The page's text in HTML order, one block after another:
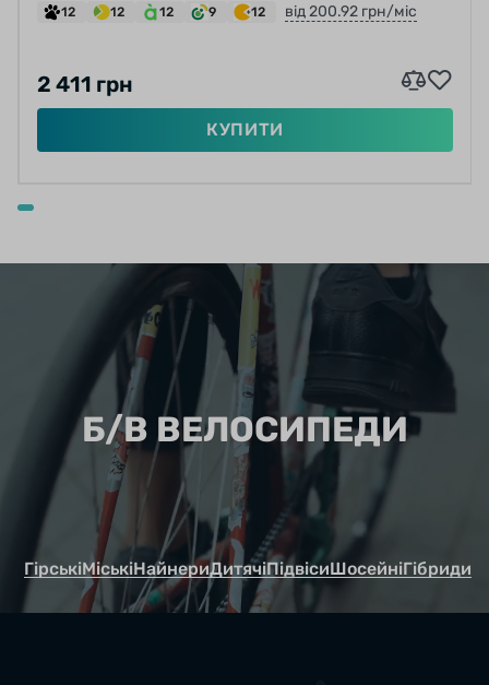
12 12 12 9 12 від 200.92 грн/міс
2 411 грн
КУПИТИ
Б/В ВЕЛОСИПЕДИ
ГірськіМіськіНайнериДитячіПідвісиШосейніГібриди